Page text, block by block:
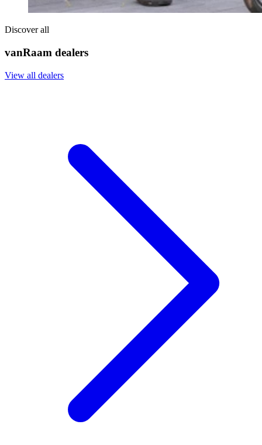
Discover all
vanRaam dealers
View all dealers